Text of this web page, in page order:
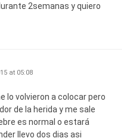
2semanas y quiero
at 05:08
lo volvieron a colocar pero
de la herida y me sale
es normal o estará
llevo dos dias asi